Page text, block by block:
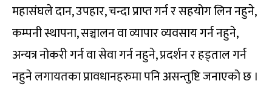
महासंघले दान, उपहार, चन्दा प्राप्त गर्न र सहयोग लिन नहुने,
कम्पनी स्थापना, सञ्चालन वा व्यापार व्यवसाय गर्न नहुने,
अन्यत्र नोकरी गर्न वा सेवा गर्न नहुने, प्रदर्शन र हड्ताल गर्न
नहुने लगायतका प्रावधानहरुमा पनि असन्तुष्टि जनाएको छ ।